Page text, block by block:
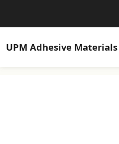
UPM Adhesive Materials